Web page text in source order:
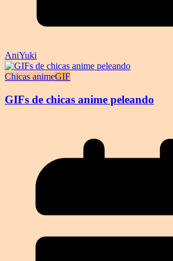
AniYuki
Chicas animeGIF
GIFs de chicas anime peleando